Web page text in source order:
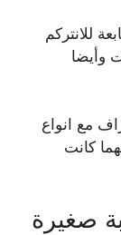
للانتركم
وأيضا
مع انواع
كانت
صغيرة